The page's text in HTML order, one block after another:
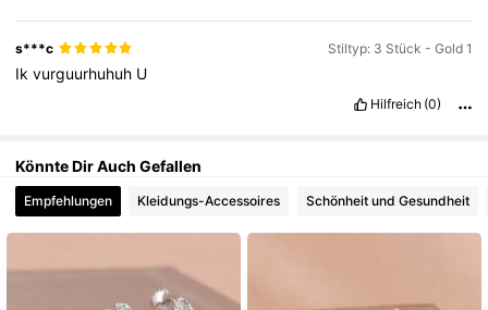
4,82 9.5K Follower
s***c Stiltyp: 3 Stück - Gold 1
Ikvurguurhuhuh U
Hilfreich (0)
Könnte Dir Auch Gefallen
Empfehlungen Kleidungs-Accessoires Schönheit und Gesundheit